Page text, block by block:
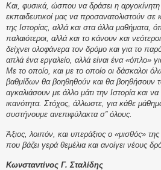
Και, φυσικά, ώσπου να δράσει η αργοκίνητη
εκπαιδευτικοί μας να προσανατολιστούν σε
της Ιστορίας, αλλά και στα άλλα μαθήματα,
παλαιότεροι, αλλά και το κάνουν και
δείχνει ολοφάνερα τον δρόμο και για το
απλά ένα εργαλείο, αλλά είναι ένα «όπλο»
Με το οποίο, και με το οποίο οι δάσκαλοι
βαθμίδων θα βοηθηθούν και θα βοηθήσουν
αγκαλιάσουν με άλλο μάτι την Ιστορία και
ικανότητα. Στόχος, άλλωστε, για κάθε
συστήνουμε ανεπιφύλακτα σ” όλους.
Άξιος, λοιπόν, και υπεράξιος ο «μισθός»
που βάζει γερά θεμέλια και ανοίγει νέους
Κωνσταντίνος Γ. Σταλίδης